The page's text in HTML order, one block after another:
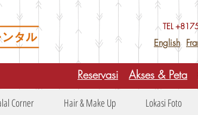
TEL +81
English
Reservasi Akses & Peta
Corner Hair & Make Up Lokasi Foto